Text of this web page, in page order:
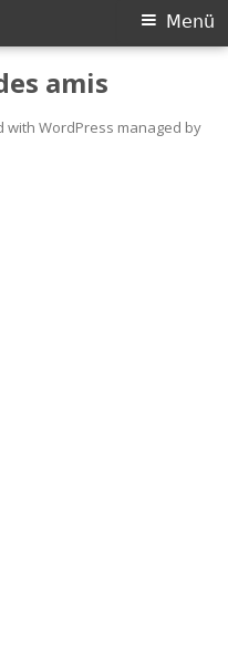
amis
with WordPress managed by
Menü